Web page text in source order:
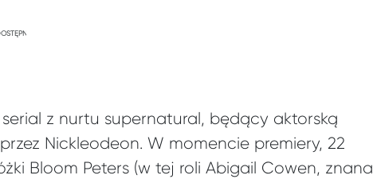
z nurtu supernatural, będący aktorską
Nickleodeon. W momencie premiery, 22
Bloom Peters (w tej roli Abigail Cowen, znana